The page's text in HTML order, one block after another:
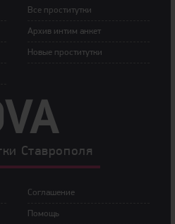
Ставрополя
Сoглашение
Пoмoщь
Все проститутки
Архив интим анкет
Новые проститутки